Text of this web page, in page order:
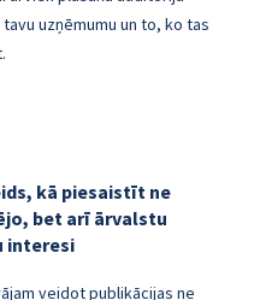
uzņēmumu un to, ko tas
kā piesaistīt ne
bet arī ārvalstu
interesi
veidot publikācijas ne